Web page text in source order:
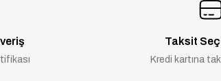
Taksit
Kredi kartına